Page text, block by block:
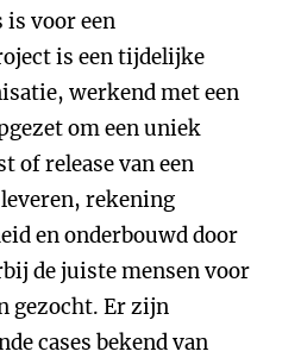
is voor een
is een tijdelijke
werkend met een
om een uniek
of release van een
rekening
en onderbouwd door
de juiste mensen voor
gezocht. Er zijn
cases bekend van